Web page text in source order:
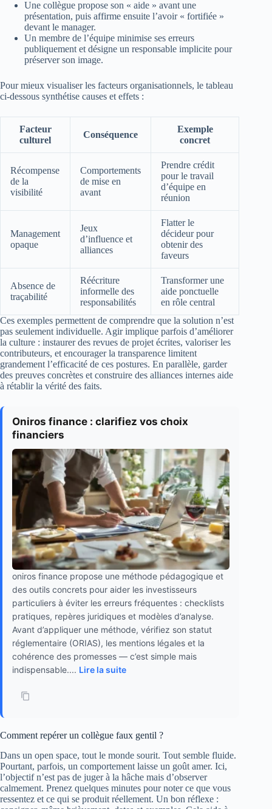
Une collègue propose son « aide » avant une
présentation, puis affirme ensuite l’avoir « fortifiée »
devant le manager.
Un membre de l’équipe minimise ses erreurs
publiquement et désigne un responsable implicite pour
préserver son image.
Pour mieux visualiser les facteurs organisationnels, le tableau
ci-dessous synthétise causes et effets :
Facteur
culturel
Conséquence
Exemple
concret
Récompense
de la
visibilité
Comportements
de mise en
avant
Prendre crédit
pour le travail
d’équipe en
réunion
Management
opaque
Jeux
d’influence et
alliances
Flatter le
décideur pour
obtenir des
faveurs
Absence de
traçabilité
Réécriture
informelle des
responsabilités
Transformer une
aide ponctuelle
en rôle central
Ces exemples permettent de comprendre que la solution n’est
pas seulement individuelle. Agir implique parfois d’améliorer
la culture : instaurer des revues de projet écrites, valoriser les
contributeurs, et encourager la transparence limitent
grandement l’efficacité de ces postures. En parallèle, garder
des preuves concrètes et construire des alliances internes aide
à rétablir la vérité des faits.
Oniros finance : clarifiez vos choix
financiers
oniros finance propose une méthode pédagogique et
des outils concrets pour aider les investisseurs
particuliers à éviter les erreurs fréquentes : checklists
pratiques, repères juridiques et modèles d’analyse.
Avant d’appliquer une méthode, vérifiez son statut
réglementaire (ORIAS), les mentions légales et la
cohérence des promesses — c’est simple mais
indispensable.... Lire la suite
Comment repérer un collègue faux gentil ?
Dans un open space, tout le monde sourit. Tout semble fluide.
Pourtant, parfois, un comportement laisse un goût amer. Ici,
l’objectif n’est pas de juger à la hâche mais d’observer
calmement. Prenez quelques minutes pour noter ce que vous
ressentez et ce qui se produit réellement. Un bon réflexe :